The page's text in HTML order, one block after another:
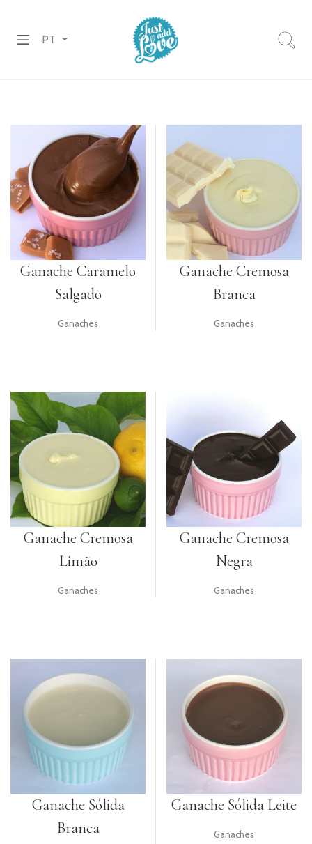
RECHEIOS
COBERTURAS
CHOCOLATES
DECORAÇÕES
PASTA
DE
UTENSÍLIOS
PACKAGING
TOPPERS
GIFTS
RECEITAS
PT
Ganache Caramelo
Salgado
Ganaches
Ganache Cremosa
Branca
Ganaches
Ganache Cremosa
Limão
Ganaches
Ganache Cremosa
Negra
Ganaches
Ganache Sólida
Branca
Ganache Sólida Leite
Ganaches